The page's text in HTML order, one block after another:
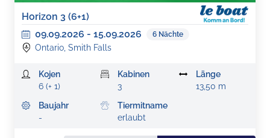
Horizon 3 (6+1)
09.09.2026 - 15.09.2026 6 Nächte
Ontario, Smith Falls
Kojen
6 (+ 1)
Kabinen
3
Länge
13,50 m
Baujahr
-
Tiermitname
erlaubt